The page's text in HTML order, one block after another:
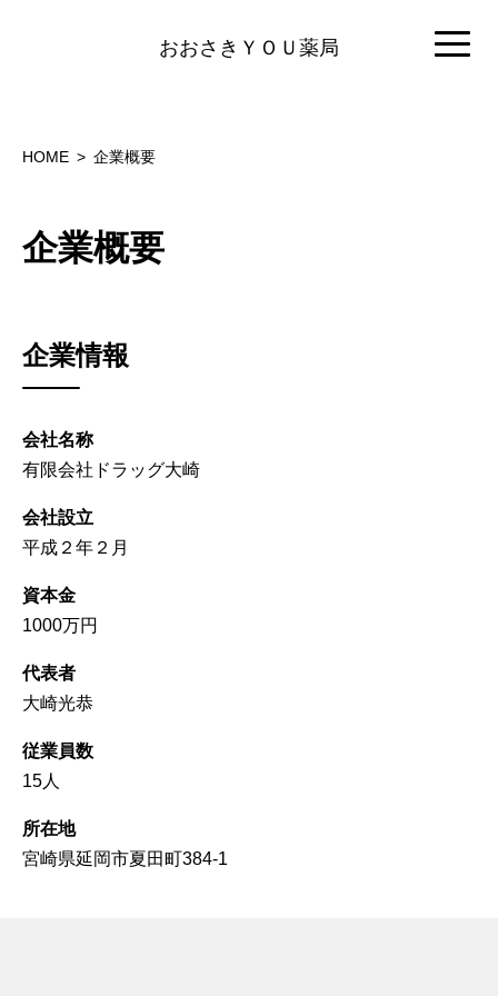
おおさきＹＯＵ薬局
HOME 企業概要
企業概要
企業情報
会社名称
有限会社ドラッグ大崎
会社設立
平成２年２月
資本金
1000万円
代表者
大崎光恭
従業員数
15人
所在地
宮崎県延岡市夏田町384-1